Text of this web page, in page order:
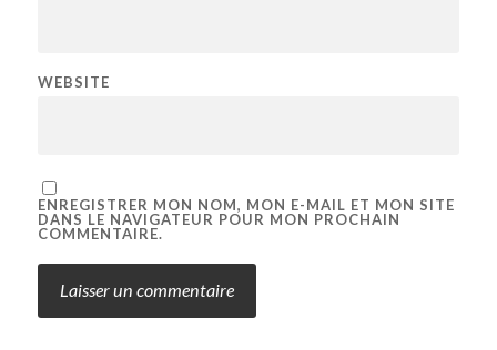
WEBSITE
ENREGISTRER MON NOM, MON E-MAIL ET MON SITE
DANS LE NAVIGATEUR POUR MON PROCHAIN
COMMENTAIRE.